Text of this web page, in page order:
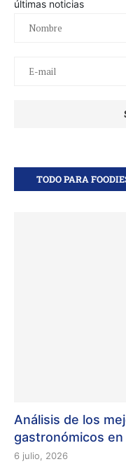
últimas noticias
TODO PARA
Análisis de los
gastronómicos en
6 julio, 2026